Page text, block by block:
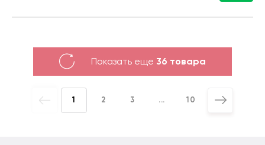
Показать еще 36 товара
1 2 3 ... 10